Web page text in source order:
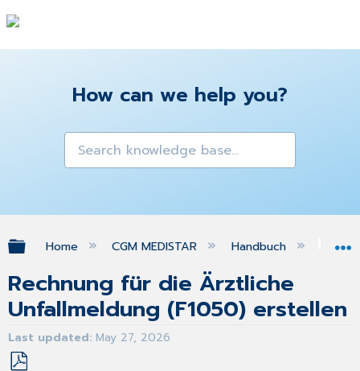
How can we help you?
Expand/collapse global hierarchy
Home CGM MEDISTAR Handbuch
Rechnung für die Ärztliche
Unfallmeldung (F1050) erstellen
Last updated May 27, 2026